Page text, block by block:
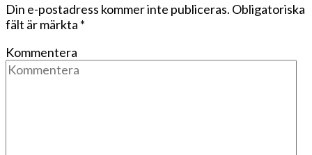
Din e-postadress kommer inte publiceras. Obligatoriska
fält är märkta *
Kommentera